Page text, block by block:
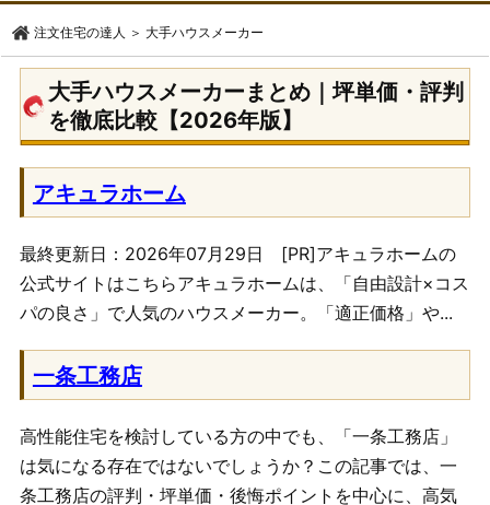
注文住宅の達人 ＞大手ハウスメーカー
大手ハウスメーカーまとめ｜坪単価・評判
を徹底比較【2026年版】
アキュラホーム
最終更新日：2026年07月29日 [PR]アキュラホームの
公式サイトはこちらアキュラホームは、「自由設計×コス
パの良さ」で人気のハウスメーカー。「適正価格」や...
一条工務店
高性能住宅を検討している方の中でも、「一条工務店」
は気になる存在ではないでしょうか？この記事では、一
条工務店の評判・坪単価・後悔ポイントを中心に、高気